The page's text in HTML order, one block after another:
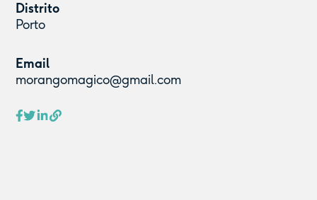
Distrito
Porto
Email
morangomagico@gmail.com